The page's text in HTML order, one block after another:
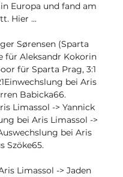
Europa und fand am
Hier ...
Sørensen (Sparta
für Aleksandr Kokorin
für Sparta Prag, 3:1
bei Aris
Babicka66.
Limassol -> Yannick
bei Aris Limassol ->
bei Aris
Szöke65.
Limassol -> Jaden